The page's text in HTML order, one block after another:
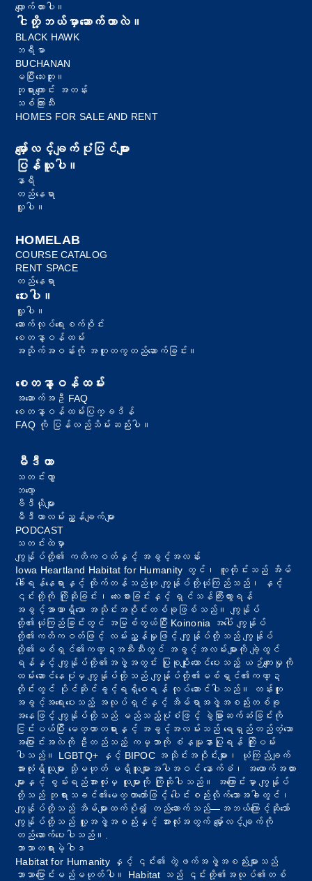
လျှောက်ထားပါ။
ငါတို့ဘယ်မှာဆောက်တာလဲ။
BLACK HAWK
ဘရီမာ
BUCHANAN
မပြီးသေးဘူး။
ဘုရားကျောင်း အတန်း
သစ်ကြားသီး
HOMES FOR SALE AND RENT
မျှော်လင့်ချက်ပုံပြင်များ
ပြန်ယူပါ။
နာရီ
တည်နေရာ
လှူပါ။
HOMELAB
COURSE CATALOG
RENT SPACE
တည်နေရာ
ပေးပါ။
လှူပါ။
ဆောက်လုပ်ရေးစက်ဝိုင်း
စေတနာ့ဝန်ထမ်း
အသိုက်အဝန်းကို အတူတကွတည်ဆောက်ခြင်း။
စေတနာ့ဝန်ထမ်း
အဆောက်အဦ FAQ
စေတနာ့ဝန်ထမ်းပြက္ခဒိန်
FAQ ကို ပြန်လည်သိမ်းဆည်းပါ။
မီဒီယာ
သတင်းလွှာ
ဘလော့
ဗီဒီယိုများ
မီဒီယာလမ်းညွှန်ချက်များ
PODCAST
သတင်းထဲမှာ
ကျွန်ုပ်တို့၏ ကတိကဝတ်နှင့် အခွင့်အလန်း
Iowa Heartland Habitat for Humanity တွင်၊ လူတိုင်းသည် အိမ်
ခေါ်ရန်နေရာနှင့် ထိုက်တန်သည်ဟု ကျွန်ုပ်တို့ယုံကြည်သည်၊ နှင့်
၎င်းတို့ကို ကြိုဆိုခြင်း၊ လေးစားခြင်းနှင့် ရှင်သန်ကြီးထွားရန်
အခွင့်အာဏာရှိသော အသိုင်းအဝိုင်းတစ်ခုဖြစ်သည်။ ကျွန်ုပ်
တို့၏ယုံကြည်ခြင်းတွင် အမြစ်တွယ်ပြီး Koinonia အပေါ် ကျွန်ုပ်
တို့၏ကတိကဝတ်ဖြင့် လမ်းညွှန်မှုဖြင့် ကျွန်ုပ်တို့သည် ကျွန်ုပ်
တို့၏မစ်ရှင်၏ကဏ္ဍအသီးသီးတွင် အခွင့်အလမ်းများကို ချဲ့ထွင်
ရန်နှင့် ကျွန်ုပ်တို့၏အဖွဲ့အတွင်း ပြုစုပျိုးထောင်ပေးသည့် ယဉ်ကျေးမှုကို
ထမ်းဆောင်နေပုံမှ ကျွန်ုပ်တို့သည် ကျွန်ုပ်တို့၏မစ်ရှင်၏ကဏ္ဍ
တိုင်းတွင် ပိုင်ဆိုင်ခွင့်ရရှိစေရန် လုပ်ဆောင်ပါသည်။ တန်းတူ
အခွင့်အရေးပေးသည့် အလုပ်ရှင်နှင့် အိမ်ရာအဖွဲ့အစည်းတစ်ခု
အနေဖြင့် ကျွန်ုပ်တို့သည် မည်သည့်ပုံစံဖြင့် ခွဲခြားဆက်ဆံခြင်းကို
ငြင်းပယ်ပြီး မေတ္တာတရားနှင့် အခွင့်အလမ်းသည် ရေရှည်တည်တံ့သော
အပြောင်းအလဲကို ဦးတည်သည့် ကမ္ဘာကို စံနမူနာပြုရန် ကြိုးပမ်း
ပါသည်။ LGBTQ+ နှင့် BIPOC အသိုင်းအဝိုင်းများ၊ ယုံကြည်ချက်
အားလုံးရှိသူများ သို့မဟုတ် မရှိသူများအပါအဝင် နောက်ခံ၊ အထောက်အထား
များနှင့် စွမ်းရည်အားလုံးမှ လူများကို ကြိုဆိုပါသည်။ အကြောင်းမှာ ကျွန်ုပ်
တို့သည် ဘုရားသခင်၏မေတ္တာတော်ဖြင့် ပေါင်းစည်းလိုက်သောအခါတွင်၊
ကျွန်ုပ်တို့သည် အိမ်များထက်ပို၍ တည်ဆောက်သည်—အဘယ်ကြောင့်ဆိုသော်
ကျွန်ုပ်တို့သည် လူ့အဖွဲ့အစည်းနှင့် အားလုံးအတွက် မျှော်လင့်ချက်ကို
တည်ဆောက်ပေးပါသည်။.
ဘာသာတရားမဲ့ဝါဒ
Habitat for Humanity နှင့် ၎င်း၏ တွဲဖက်အဖွဲ့အစည်းများသည်
ဘာသာပြောင်းမည်မဟုတ်ပါ။ Habitat သည် ၎င်းတို့၏အလုပ်၏တစ်